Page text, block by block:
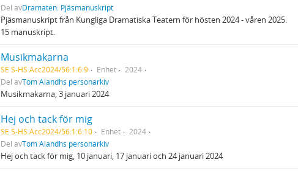
Del avDramaten: Pjäsmanuskript
Pjäsmanuskript från Kungliga Dramatiska Teatern för hösten 2024 - våren 2025.
15 manuskript.
Musikmakarna
SE S-HS Acc2024/56:1:6:9 Enhet
2024
Del avTom Alandhs personarkiv
Musikmakarna, 3 januari 2024
Hej och tack för mig
SE S-HS Acc2024/56:1:6:10 Enhet
2024
Del avTom Alandhs personarkiv
Hej och tack för mig, 10 januari, 17 januari och 24 januari 2024